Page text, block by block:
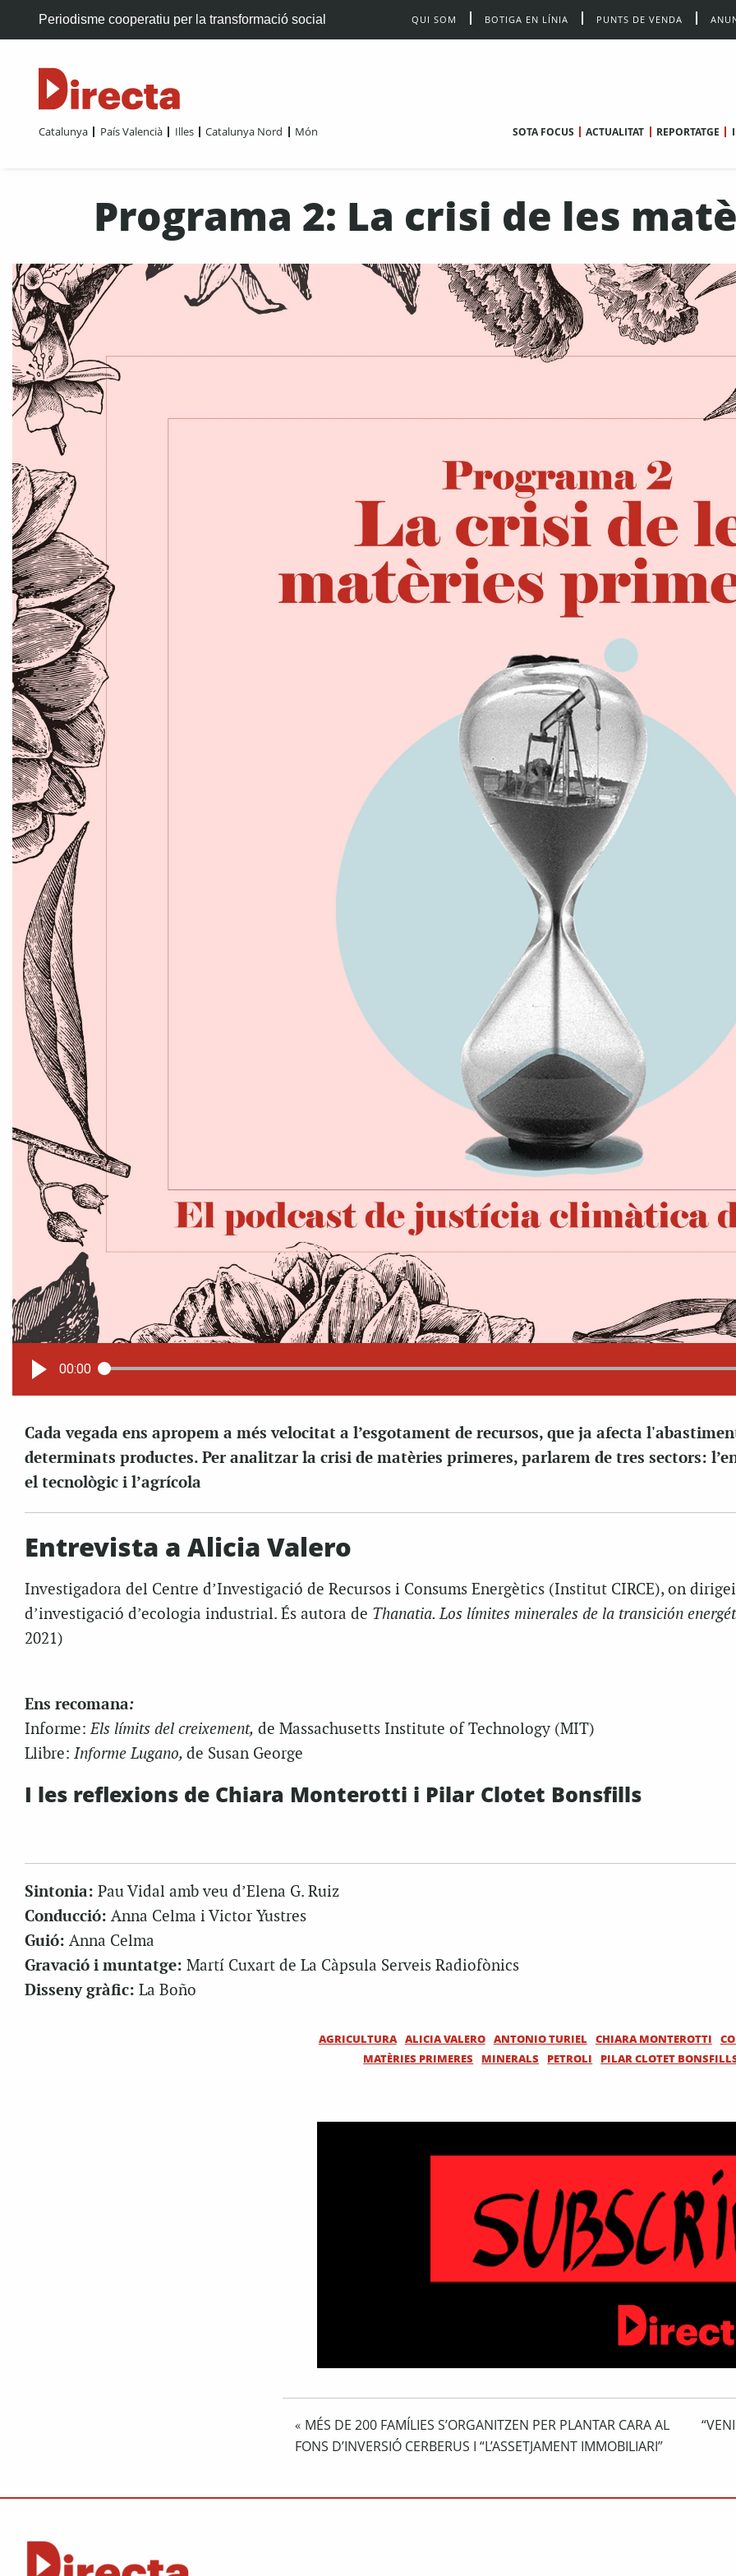
Periodisme cooperatiu per la transformació social QUI SOM BOTIGA EN LÍNIA PUNTS DE VENDA
Catalunya País Valencià Illes Catalunya Nord Món SOTA FOCUS ACTUALITAT REPORTATGE
Programa 2: La crisi de les
00:00
Cada vegada ens apropem a més velocitat a l’esgotament de recursos, que ja afecta
determinats productes. Per analitzar la crisi de matèries primeres, parlarem de tres sectors:
el tecnològic i l’agrícola
Entrevista a Alicia Valero
Investigadora del Centre d’Investigació de Recursos i Consums Energètics (Institut CIRCE), on
d’investigació d’ecologia industrial. És autora de Thanatia. Los límites minerales de la transición
2021)
Ens recomana:
Informe:Els límits del creixement, de Massachusetts Institute of Technology (MIT)
Llibre: Informe Lugano, de Susan George
I les reflexions de Chiara Monterotti i Pilar Clotet Bonsfills
Sintonia: Pau Vidal amb veu d’Elena G. Ruiz
Conducció: Anna Celma i Victor Yustres
Guió: Anna Celma
Gravació i muntatge: Martí Cuxart de La Càpsula Serveis Radiofònics
Disseny gràfic: La Boño
AGRICULTURA ALICIA VALERO ANTONIO TURIEL CHIARA MONTEROTTI
MATÈRIES PRIMERES
MINERALS PETROLI PILAR CLOTET
« MÉS DE 200 FAMÍLIES S’ORGANITZEN PER PLANTAR CARA AL
FONS D’INVERSIÓ CERBERUS I “L’ASSETJAMENT IMMOBILIARI”